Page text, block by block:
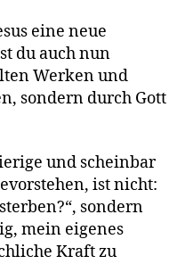
eine neue
du auch nun
Werken und
sondern durch Gott
und scheinbar
ist nicht:
sondern
mein eigenes
Kraft zu